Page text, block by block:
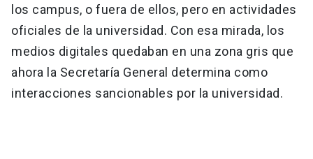
los campus, o fuera de ellos, pero en actividades
oficiales de la universidad. Con esa mirada, los
medios digitales quedaban en una zona gris que
ahora la Secretaría General determina como
interacciones sancionables por la universidad.